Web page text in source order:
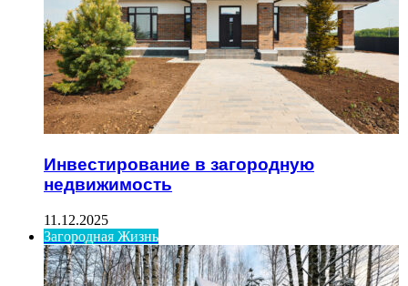
Инвестирование в загородную
недвижимость
11.12.2025
Загородная Жизнь